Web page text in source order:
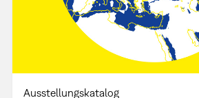
Ausstellungskatalog